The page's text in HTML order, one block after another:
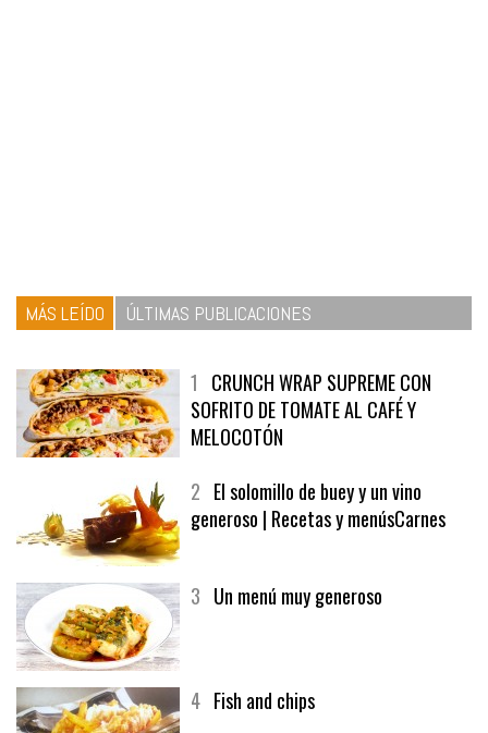
1CRUNCH WRAP SUPREME CON
SOFRITO DE TOMATE AL CAFÉ Y
MELOCOTÓN
2El solomillo de buey y un vino